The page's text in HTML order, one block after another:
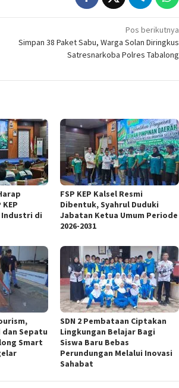
Pos berikutnya
Simpan 38 Paket Sabu, Warga Solan Diringkus
Satresnarkoba Polres Tabalong
Industri di
FSP KEP Kalsel Resmi
Dibentuk, Syahrul Duduki
Jabatan Ketua Umum Periode
2026-2031
Sepatu
Smart
SDN 2 Pembataan Ciptakan
Lingkungan Belajar Bagi
Siswa Baru Bebas
Perundungan Melalui Inovasi
Sahabat